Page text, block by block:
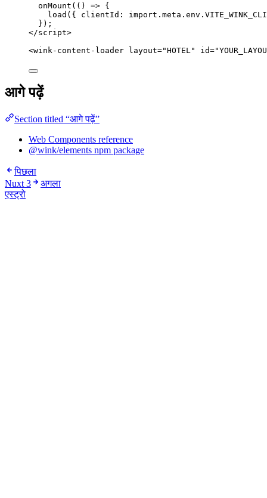
onMount ( () => {
load ({ clientId: import. meta . env .
});
</script>
<wink-content-loader layout="HOTEL " id="
आगे पढ़ें
Section titled “आगे पढ़ें”
Web Components reference
@wink/elements npm package
पिछला
Nuxt 3
अगला
एस्ट्रो